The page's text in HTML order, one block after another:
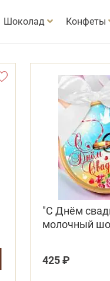
Шоколад Конфеты
"С Днём
молочный
425 ₽